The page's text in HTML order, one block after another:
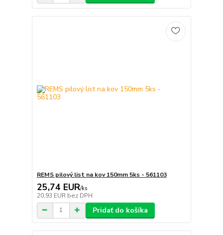
REMS pilový list na kov 150mm 5ks - 561103
25,74 EUR/ks
20,93 EUR bez DPH
Pridať do košíka